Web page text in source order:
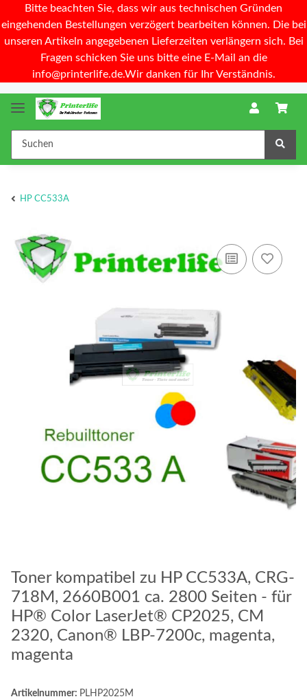
Bitte beachten Sie, dass wir aus technischen Gründen
eingehenden Bestellungen verzögert bearbeiten können. Die bei
unseren Artikeln angegebenen Lieferzeiten verlängern sich. Bei
Fragen schicken Sie uns bitte eine E-Mail an die
info@printerlife.de.Wir danken für Ihr Verständnis.
HP CC533A
Toner kompatibel zu HP CC533A, CRG-
718M, 2660B001 ca. 2800 Seiten - für
HP® Color LaserJet® CP2025, CM
2320, Canon® LBP-7200c, magenta,
magenta
Artikelnummer: PLHP2025M